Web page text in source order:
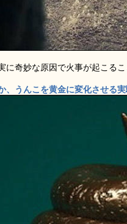
に奇妙な原因で火事が起こる
、うんこを黄金に変化させる